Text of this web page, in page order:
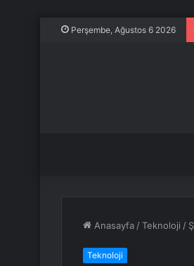
Perşembe, Ağustos 6 2026
Anasayfa /Teknoloji /
Teknoloji